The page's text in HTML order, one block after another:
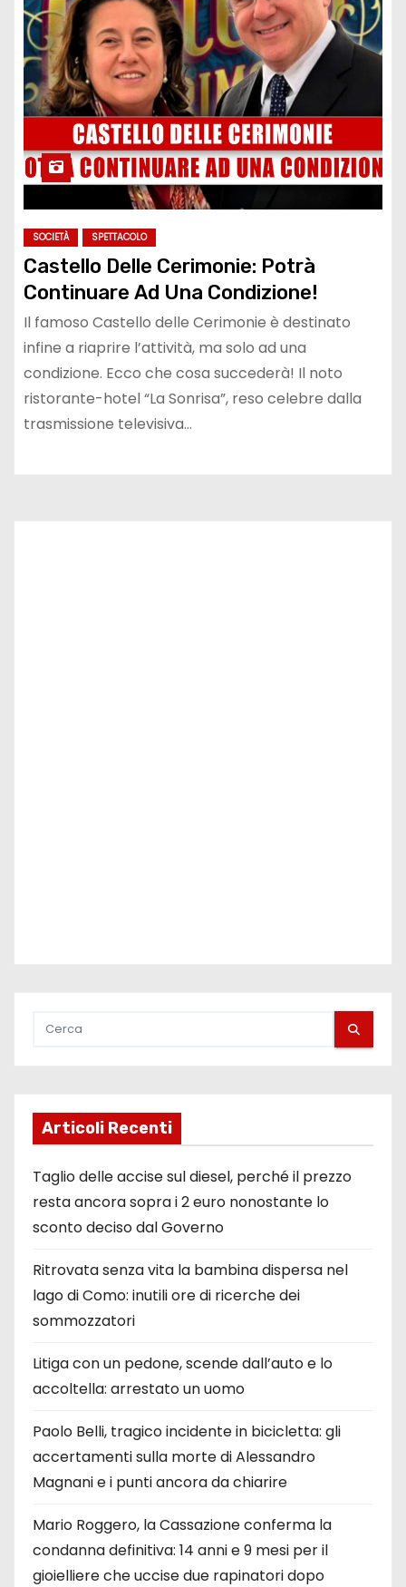
SOCIETÀ SPETTACOLO
Castello Delle Cerimonie: Potrà
Continuare Ad Una Condizione!
Il famoso Castello delle Cerimonie è destinato
infine a riaprire l’attività, ma solo ad una
condizione. Ecco che cosa succederà! Il noto
ristorante-hotel “La Sonrisa”, reso celebre dalla
trasmissione televisiva…
Articoli Recenti
Taglio delle accise sul diesel, perché il prezzo
resta ancora sopra i 2 euro nonostante lo
sconto deciso dal Governo
Ritrovata senza vita la bambina dispersa nel
lago di Como: inutili ore di ricerche dei
sommozzatori
Litiga con un pedone, scende dall’auto e lo
accoltella: arrestato un uomo
Paolo Belli, tragico incidente in bicicletta: gli
accertamenti sulla morte di Alessandro
Magnani e i punti ancora da chiarire
Mario Roggero, la Cassazione conferma la
condanna definitiva: 14 anni e 9 mesi per il
gioielliere che uccise due rapinatori dopo